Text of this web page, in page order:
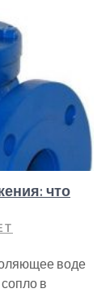
что
воде
в